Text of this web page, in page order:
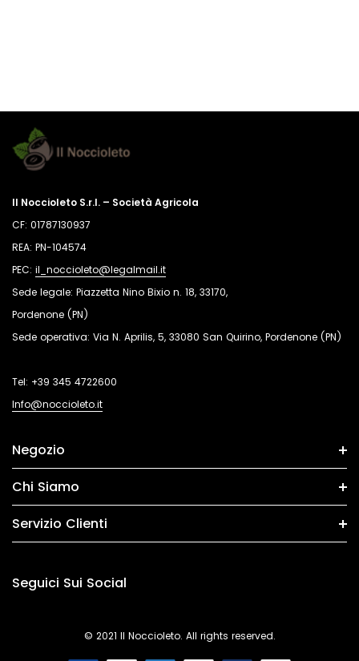
Il Noccioleto S.r.l. – Società Agricola
CF: 01787130937
REA: PN-104574
PEC: il_noccioleto@legalmail.it
Sede legale: Piazzetta Nino Bixio n. 18, 33170,
Pordenone (PN)
Sede operativa: Via N. Aprilis, 5, 33080 San Quirino, Pordenone (PN)
Tel: +39 345 4722600
Info@noccioleto.it
Negozio
Chi Siamo
Servizio Clienti
Seguici Sui Social
© 2021 Il Noccioleto. All rights reserved.